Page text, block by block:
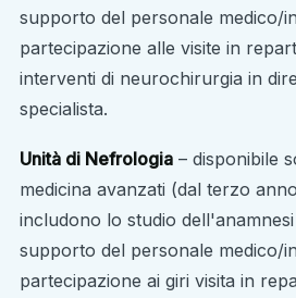
supporto del personale medico/
partecipazione alle visite in
interventi di neurochirurgia in
specialista.
Unità di Nefrologia – disponibile
medicina avanzati (dal terzo
includono lo studio
supporto del personale medico/
partecipazione ai giri visita in